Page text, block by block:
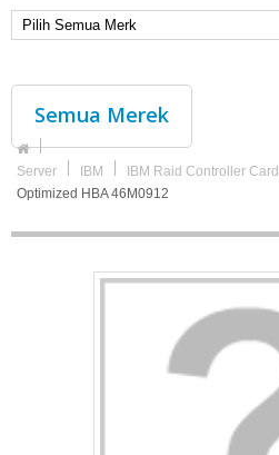
Semua Merek
Server IBM IBM Raid Controller Card
Optimized HBA 46M0912